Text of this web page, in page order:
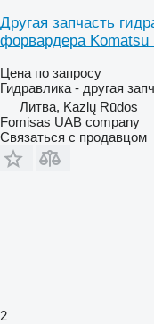
Другая запчасть
форвардера Komatsu
Цена по запросу
Гидравлика - другая
Литва, Kazlų Rūdos
Fomisas UAB company
Связаться с продавцом
2